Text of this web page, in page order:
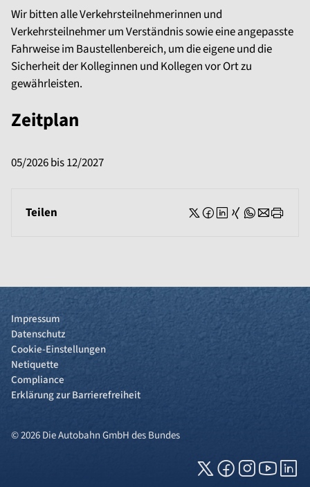
Wir bitten alle Verkehrsteilnehmerinnen und
Verkehrsteilnehmer um Verständnis sowie eine angepasste
Fahrweise im Baustellenbereich, um die eigene und die
Sicherheit der Kolleginnen und Kollegen vor Ort zu
gewährleisten.
Zeitplan
05/2026 bis 12/2027
Teilen
Impressum
Datenschutz
Cookie-Einstellungen
Netiquette
Compliance
Erklärung zur Barrierefreiheit
© 2026 Die Autobahn GmbH des Bundes